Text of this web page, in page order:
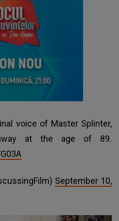
voice of Master Splinter,
at the age of 89.
September 10,